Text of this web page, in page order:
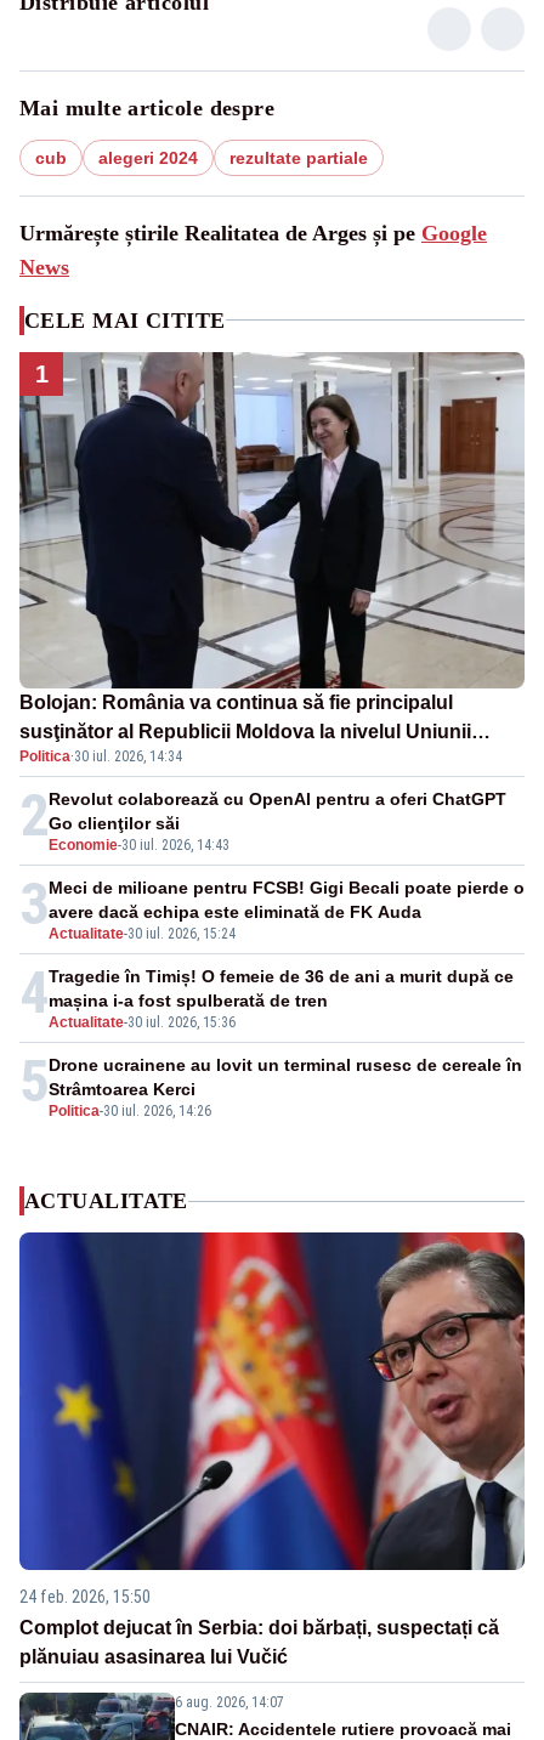
Mai multe articole despre
cub alegeri 2024 rezultate partiale
Urmărește știrile Realitatea de Arges și pe Google
News
CELE MAI CITITE
1
Bolojan: România va continua să fie principalul
susţinător al Republicii Moldova la nivelul Uniunii
Europene
Politica·30 iul. 2026, 14:34
2 Economie-30 iul. 2026, 14:43
Revolut colaborează cu OpenAI pentru a oferi ChatGPT
Go clienţilor săi
3Actualitate-30 iul. 2026, 15:24
Meci de milioane pentru FCSB! Gigi Becali poate pierde o
avere dacă echipa este eliminată de FK Auda
4Actualitate-30 iul. 2026, 15:36
Tragedie în Timiș! O femeie de 36 de ani a murit după ce
mașina i-a fost spulberată de tren
5 Politica-30 iul. 2026, 14:26
Drone ucrainene au lovit un terminal rusesc de cereale în
Strâmtoarea Kerci
ACTUALITATE
24 feb. 2026, 15:50
Complot dejucat în Serbia: doi bărbați, suspectați că
plănuiau asasinarea lui Vučić
6 aug. 2026, 14:07
CNAIR: Accidentele rutiere provoacă mai